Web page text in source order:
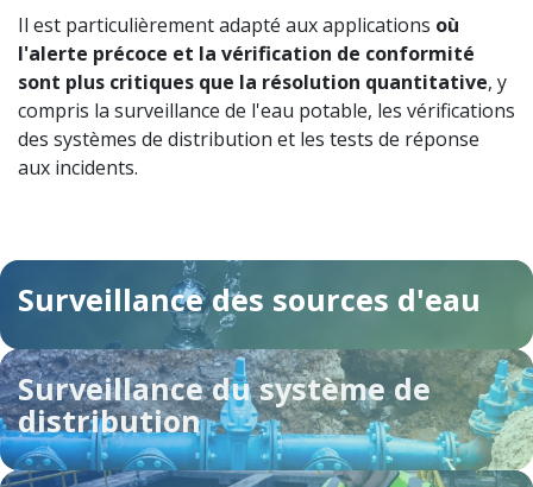
Surveillance des sources d'eau
Surveillance du système de
distribution
Il est particulièrement adapté aux applications où
l'alerte précoce et la vérification de conformité
sont plus critiques que la résolution quantitative, y
compris la surveillance de l'eau potable, les vérifications
des systèmes de distribution et les tests de réponse
aux incidents.